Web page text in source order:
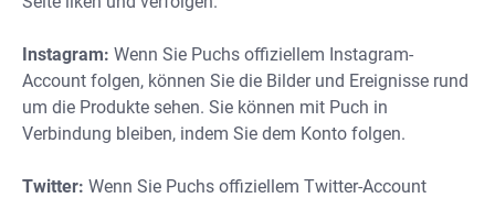
Instagram: Wenn Sie Puchs offiziellem Instagram-
Account folgen, können Sie die Bilder und Ereignisse rund
um die Produkte sehen. Sie können mit Puch in
Verbindung bleiben, indem Sie dem Konto folgen.
Twitter: Wenn Sie Puchs offiziellem Twitter-Account